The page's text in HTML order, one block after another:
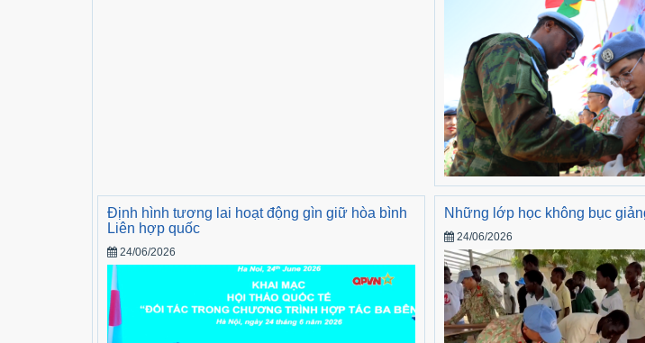
Định hình tương lai hoạt động gìn giữ hòa bình
Liên hợp quốc
24/06/2026
Những lớp học không bục
24/06/2026